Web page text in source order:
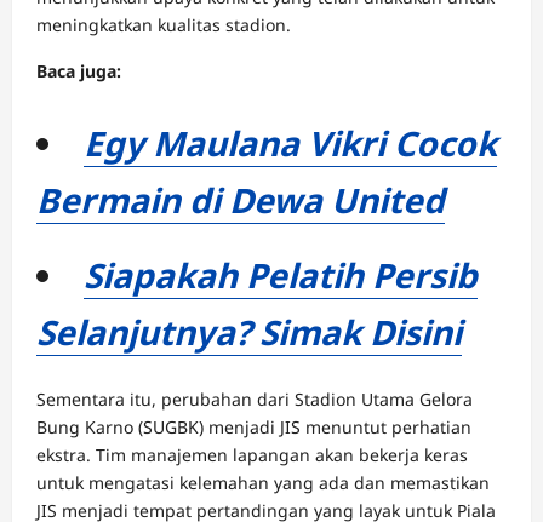
meningkatkan kualitas stadion.
Baca juga:
Egy Maulana Vikri Cocok
Bermain di Dewa United
Siapakah Pelatih Persib
Selanjutnya? Simak Disini
Sementara itu, perubahan dari Stadion Utama Gelora
Bung Karno (SUGBK) menjadi JIS menuntut perhatian
ekstra. Tim manajemen lapangan akan bekerja keras
untuk mengatasi kelemahan yang ada dan memastikan
JIS menjadi tempat pertandingan yang layak untuk Piala